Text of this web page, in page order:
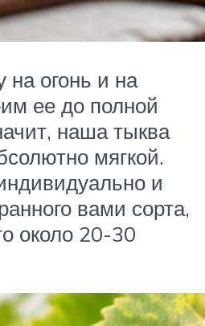
на огонь и на
ее до полной
наша тыква
мягкой.
и
вами сорта,
около 20-30